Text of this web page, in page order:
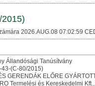
2026.AUG.08 07:02:59
Állandósági Tanúsítvány
43-(C-80/2015)
GERENDÁK ELŐRE
Termelési és Kereskedelmi